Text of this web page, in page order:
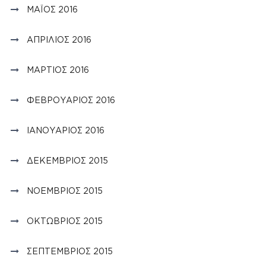
ΜΆΙΟΣ 2016
ΑΠΡΊΛΙΟΣ 2016
ΜΆΡΤΙΟΣ 2016
ΦΕΒΡΟΥΆΡΙΟΣ 2016
ΙΑΝΟΥΆΡΙΟΣ 2016
ΔΕΚΈΜΒΡΙΟΣ 2015
ΝΟΈΜΒΡΙΟΣ 2015
ΟΚΤΏΒΡΙΟΣ 2015
ΣΕΠΤΈΜΒΡΙΟΣ 2015